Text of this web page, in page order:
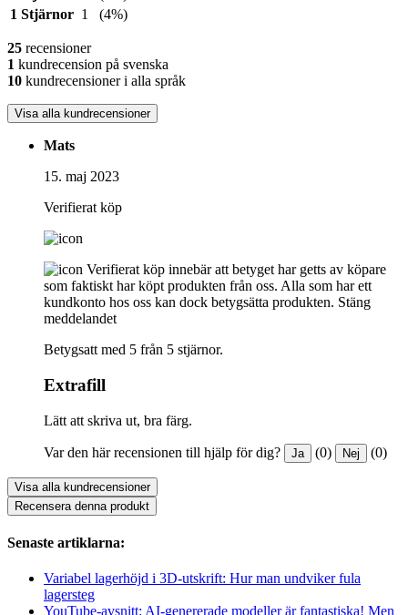
1 Stjärnor 1 (4%)
25 recensioner
1 kundrecension på svenska
10 kundrecensioner i alla språk
Visa alla kundrecensioner
Mats
15. maj 2023
Verifierat köp
Verifierat köp innebär att betyget har getts av köpare
som faktiskt har köpt produkten från oss. Alla som har ett
kundkonto hos oss kan dock betygsätta produkten. Stäng
meddelandet
Betygsatt med 5 från 5 stjärnor.
Extrafill
Lätt att skriva ut, bra färg.
Var den här recensionen till hjälp för dig? Ja (0) Nej (0)
Visa alla kundrecensioner
Recensera denna produkt
Senaste artiklarna:
Variabel lagerhöjd i 3D-utskrift: Hur man undviker fula
lagersteg
YouTube-avsnitt: AI-genererade modeller är fantastiska! Men